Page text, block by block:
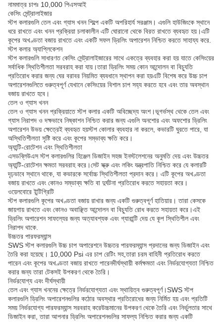
নামমাত্র চাপঃ 10,000 পিএসআই
কেসিং সেন্ট্রালাইজার
স্টপ কলারগুলি তেল এবং গ্যাস খনন শিল্পে একটি অপরিহার্য সরঞ্জাম। এগুলি হাউজিংকে স্থানে
ধরে রাখতে এবং খনন প্রক্রিয়া চলাকালীন এটি ঘোরানো থেকে বিরত রাখতে ব্যবহৃত হয়।এটি
কূপের অখণ্ডতা বজায় রাখতে এবং একটি সফল ড্রিলিং অপারেশন নিশ্চিত করতে সাহায্য করে.
স্টপ কলার অ্যাপ্লিকেশন
স্টপ কলারগুলি সাধারণত কেসিং সেন্ট্রালাইজারের সাথে একত্রে ব্যবহার করা হয় যাতে কেসিংয়ের
সর্বাধিক স্থিতিশীলতা সরবরাহ করা যায়।তারা ড্রিলিং সময় কোন আন্দোলন বা বিচ্যুতি
প্রতিরোধ করার জন্য ঘের বরাবর নিয়মিত ব্যবধানে স্থাপন করা হয়এটি বিশেষ করে উচ্চ চাপ
অপারেশনগুলিতে গুরুত্বপূর্ণ যেখানে কেসিংয়ের বিশাল চাপ সহ্য করতে হবে এবং তার অবস্থান
বজায় রাখতে হবে।
তেল ও গ্যাস খনন
তেল ও গ্যাস খনন প্রক্রিয়াতে স্টপ কলার একটি অবিচ্ছেদ্য অংশ।ভূগর্ভস্থ থেকে তেল এবং
গ্যাস নিরাপদ ও দক্ষভাবে নিষ্কাশন নিশ্চিত করার জন্য এগুলি অনশোর এবং অফশোর ড্রিলিং
অপারেশন উভয় ক্ষেত্রেই ব্যবহৃত হয়স্টপ কোলার ব্যবহার না করলে, কভারটি ঘুরতে পারে, যা
অস্থিতিশীলতা সৃষ্টি করে এবং কূপের সম্ভাব্য ক্ষতি করে।
অ্যান্টি-রোটেশন এবং স্থিতিশীলতা
এসডব্লিউএস স্টপ কলারগুলির হিঞ্জেল ডিজাইন সহজ ইনস্টলেশনের অনুমতি দেয় এবং উচ্চতর
অ্যান্টি-রোটেশন ক্ষমতা সরবরাহ করে।সেট স্ক্রু এবং লকিং যন্ত্রপাতি নিশ্চিত করে যে কলারটি
দৃঢ়ভাবে স্থানে থাকে, যা কভারকে সর্বোচ্চ স্থিতিশীলতা প্রদান করে। এটি কূপের অখণ্ডতা
বজায় রাখতে এবং কোনও সম্ভাব্য ক্ষতি বা দুর্ঘটনা প্রতিরোধ করতে সহায়তা করে।
ওয়েলবোরে ইন্টিগ্রিটি
স্টপ কলারগুলি কূপের অখণ্ডতা বজায় রাখার জন্য একটি গুরুত্বপূর্ণ হাতিয়ার। তারা কেসকে
জায়গায় রাখতে এবং কোনও অবাঞ্ছিত আন্দোলন বা বিচ্যুতি রোধ করতে সহায়তা করে।এই
ড্রিলিং অপারেশন সাফল্যের জন্য অত্যাবশ্যক এবং গ্যারান্টি দেয় যে কূপ স্থিতিশীল এবং
নিরাপদ থাকে.
উচ্চতর পারফরম্যান্স
SWS স্টপ কলারগুলি উচ্চ চাপ অপারেশনে উচ্চতর পারফরম্যান্স প্রদানের জন্য ডিজাইন এবং
তৈরি করা হয়েছে। 10,000 Psi এর চাপ রেটিং সহ,তারা চরম বাহিনী প্রতিরোধ করতে
পারেন এবং কূপের অখণ্ডতা বজায় রাখতে পারেনদীর্ঘস্থায়ী কর্মক্ষমতা এবং নির্ভরযোগ্যতা নিশ্চিত
করার জন্য তারা টেকসই উপকরণ থেকে তৈরি।
নির্ভরযোগ্য এবং দীর্ঘস্থায়ী
তেল এবং গ্যাস খননের ক্ষেত্রে নির্ভরযোগ্যতা এবং স্থায়িত্ব গুরুত্বপূর্ণ।SWS স্টপ
কলারগুলি ড্রিলিং অপারেশনগুলির কঠোর অবস্থার প্রতিরোধের জন্য নির্মিত হয় এবং প্রতিটি
সময় নির্ভরযোগ্য পারফরম্যান্স সরবরাহ করেউচ্চমানের উপকরণ থেকে তৈরি এবং নির্ভুলতার সাথে
ডিজাইন করা, তারা আপনার ড্রিলিং অপারেশনগুলির সাফল্য নিশ্চিত করার জন্য একটি